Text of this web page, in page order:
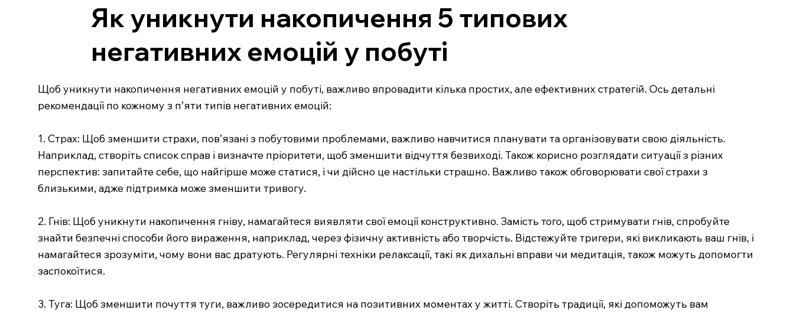
Як уникнути накопичення 5 типових
негативних емоцій у побуті
Щоб уникнути накопичення негативних емоцій у побуті, важливо впровадити кілька простих, але ефективних стратегій. Ось детальні
рекомендації по кожному з п’яти типів негативних емоцій:
1. Страх: Щоб зменшити страхи, пов’язані з побутовими проблемами, важливо навчитися планувати та організовувати свою діяльність.
Наприклад, створіть список справ і визначте пріоритети, щоб зменшити відчуття безвиході. Також корисно розглядати ситуації з різних
перспектив: запитайте себе, що найгірше може статися, і чи дійсно це настільки страшно. Важливо також обговорювати свої страхи з
близькими, адже підтримка може зменшити тривогу.
2. Гнів: Щоб уникнути накопичення гніву, намагайтеся виявляти свої емоції конструктивно. Замість того, щоб стримувати гнів, спробуйте
знайти безпечні способи його вираження, наприклад, через фізичну активність або творчість. Відстежуйте тригери, які викликають ваш гнів, і
намагайтеся зрозуміти, чому вони вас дратують. Регулярні техніки релаксації, такі як дихальні вправи чи медитація, також можуть допомогти
заспокоїтися.
3. Туга: Щоб зменшити почуття туги, важливо зосередитися на позитивних моментах у житті. Створіть традиції, які допоможуть вам